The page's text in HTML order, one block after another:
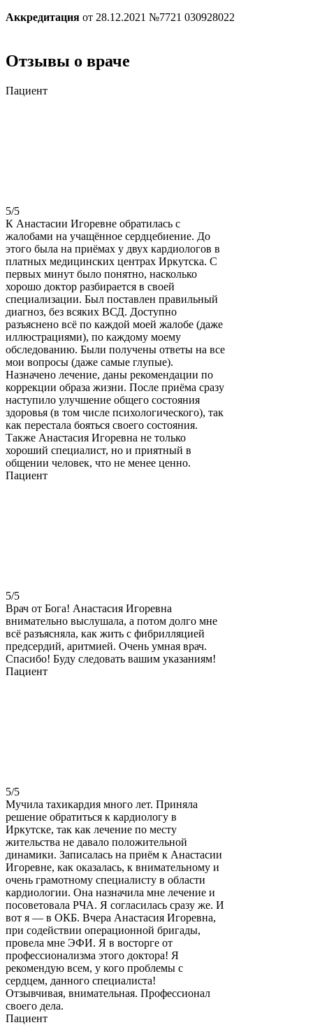
Аккредитация от 28.12.2021 №7721 030928022
Отзывы о враче
Пациент
5/5
К Анастасии Игоревне обратилась с
жалобами на учащённое сердцебиение. До
этого была на приёмах у двух кардиологов в
платных медицинских центрах Иркутска. С
первых минут было понятно, насколько
хорошо доктор разбирается в своей
специализации. Был поставлен правильный
диагноз, без всяких ВСД. Доступно
разъяснено всё по каждой моей жалобе (даже
иллюстрациями), по каждому моему
обследованию. Были получены ответы на все
мои вопросы (даже самые глупые).
Назначено лечение, даны рекомендации по
коррекции образа жизни. После приёма сразу
наступило улучшение общего состояния
здоровья (в том числе психологического), так
как перестала бояться своего состояния.
Также Анастасия Игоревна не только
хороший специалист, но и приятный в
общении человек, что не менее ценно.
Пациент
5/5
Врач от Бога! Анастасия Игоревна
внимательно выслушала, а потом долго мне
всё разъясняла, как жить с фибрилляцией
предсердий, аритмией. Очень умная врач.
Спасибо! Буду следовать вашим указаниям!
Пациент
5/5
Мучила тахикардия много лет. Приняла
решение обратиться к кардиологу в
Иркутске, так как лечение по месту
жительства не давало положительной
динамики. Записалась на приём к Анастасии
Игоревне, как оказалась, к внимательному и
очень грамотному специалисту в области
кардиологии. Она назначила мне лечение и
посоветовала РЧА. Я согласилась сразу же. И
вот я — в ОКБ. Вчера Анастасия Игоревна,
при содействии операционной бригады,
провела мне ЭФИ. Я в восторге от
профессионализма этого доктора! Я
рекомендую всем, у кого проблемы с
сердцем, данного специалиста!
Отзывчивая, внимательная. Профессионал
своего дела.
Пациент